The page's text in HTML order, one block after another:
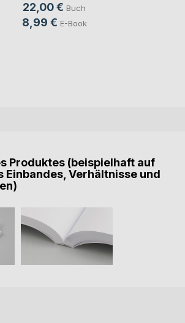
22,00 € Buch
8,99 € E-Book
Produktes (beispielhaft auf
Einbandes, Verhältnisse und